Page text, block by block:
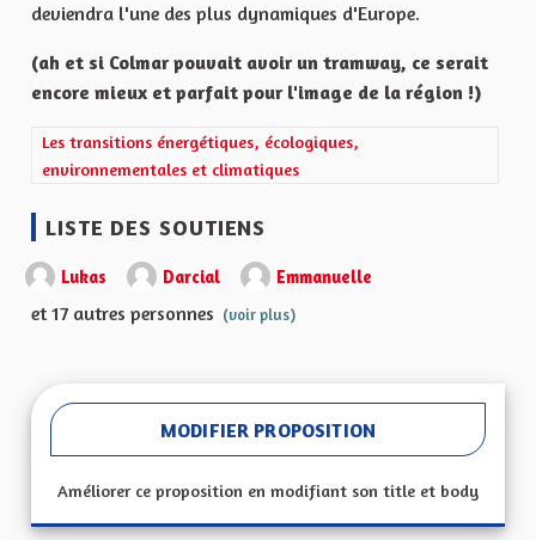
deviendra l'une des plus dynamiques d'Europe.
(ah et si Colmar pouvait avoir un tramway, ce serait
encore mieux et parfait pour l'image de la région !)
Filtrer les résultats de la catégorie : Les transitions
Les transitions énergétiques, écologiques,
environnementales et climatiques
LISTE DES SOUTIENS
Lukas Darcial Emmanuelle
et 17 autres personnes (voir plus)
MODIFIER PROPOSITION
Améliorer ce proposition en modifiant son title et body